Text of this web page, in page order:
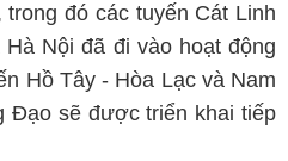
đó các tuyến Cát Linh
Nội đã đi vào hoạt động
Hồ Tây - Hòa Lạc và Nam
Đạo sẽ được triển khai tiếp